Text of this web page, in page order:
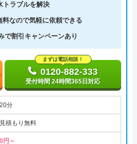
トラブルを解決
なので気軽に依頼できる
で割引キャンペーンあり
まずは電話相談！
0120-882-333
受付時間 24時間365日対応
分
積もり無料
円～